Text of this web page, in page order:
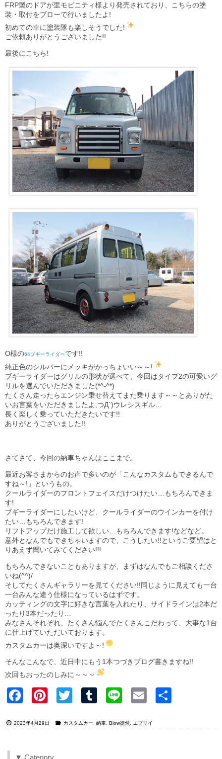
FRP製のドアが里モビニティ様より発売されており、こちらの塗
装・取付をブローで行いましたよ!
初めての車に塗装隊も楽しそうでした!
ご依頼ありがとうございました!!
最後にこちら!
O様の64ブギーライダーです!!
純正色のシルバーにメッキがかっちょいい～～!
ブギーライダーはグリルの形状が選べて、今回はタイプ2の可愛いグ
リルを選んでいただきました(*^-^*)
たくさん走ったらエンジン乗せ替えてまた乗ります～～とありがた
いお言葉をいただきましたよ;つД`)ウレシスギル…
長く楽しく乗っていただきたいです!!
ありがとうございました!!
さてさて、今回の納車ちゃんはここまで。
最近お客さまからのお声で多いのが「こんなカスタムもできるんで
すね～!」というもの。
クールライダーのフロントフェイスだけつけたい…もちろんできま
す!
ブギーライダーにしたいけど、クールライダーのウインカーを付け
たい…もちろんできます!
リフトアップだけ施工して欲しい…もちろんできます!などなど。
意外となんでもできちゃいますので、こうしたい!!というご要望はと
りあえず聞いてみてください!!!
もちろんできないこともありますが、まずはなんでもご相談くださ
いね(^^)/
そしてたくさんギャラリーを見てください!!同じように見えても一台
一台みんな違う仕様になっているはずです。
カッティングの文字に好きな言葉を入れたり、サイドラインは2本だ
ったり3本だったり…
みなさんそれぞれ、たくさん悩んでたくさんこだわって、大事な1台
に仕上げていただいております。
カスタムカーは奥深いですよ～!
そんなこんなで、近日中にもう1本つづきブログ書きますね!!
次回もおったのしみに～～～
Faceb Pinter Twitter Tumblr Line Email
2023年4月29日 カスタムカー ,納車 ,Blow徒然 エブリイ
▼ Category